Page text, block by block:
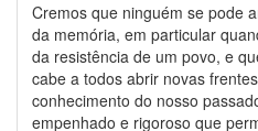
Cremos que ninguém se pode
da memória, em particular
da resistência de um povo, e
cabe a todos abrir novas
conhecimento do nosso
empenhado e rigoroso que